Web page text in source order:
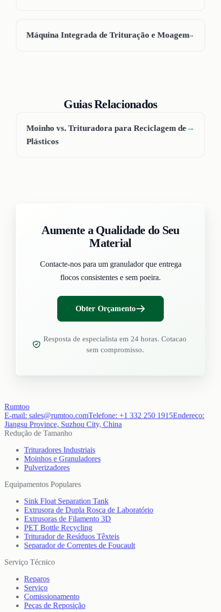
Máquina Integrada de Trituração e Moagem→
Guias Relacionados
Moinho vs. Trituradora para Reciclagem de
Plásticos
→
Aumente a Qualidade do Seu
Material
Contacte-nos para um granulador que entrega
flocos consistentes e sem poeira.
Obter Orçamento
Resposta de especialista em 24 horas. Cotacao
sem compromisso.
Rumtoo
E-mail: sales@rumtoo.comTelefone: +1 332 250 1915Endereço:
Jiangsu Province, Suzhou City, China
Redução de Tamanho
Trituradores Industriais
Moinhos e Granuladores
Pulverizadores
Equipamentos Populares
Sink Float Separation Tank
Extrusora de Dupla Rosca de Laboratório
Extrusoras de Filamento 3D
PET Bottle Recycling
Triturador de Resíduos Têxteis
Separador de Correntes de Foucault
Serviço Técnico
Reparos
Serviço
Comissionamento
Peças de Reposição